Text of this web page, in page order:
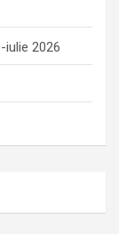
iulie 2026